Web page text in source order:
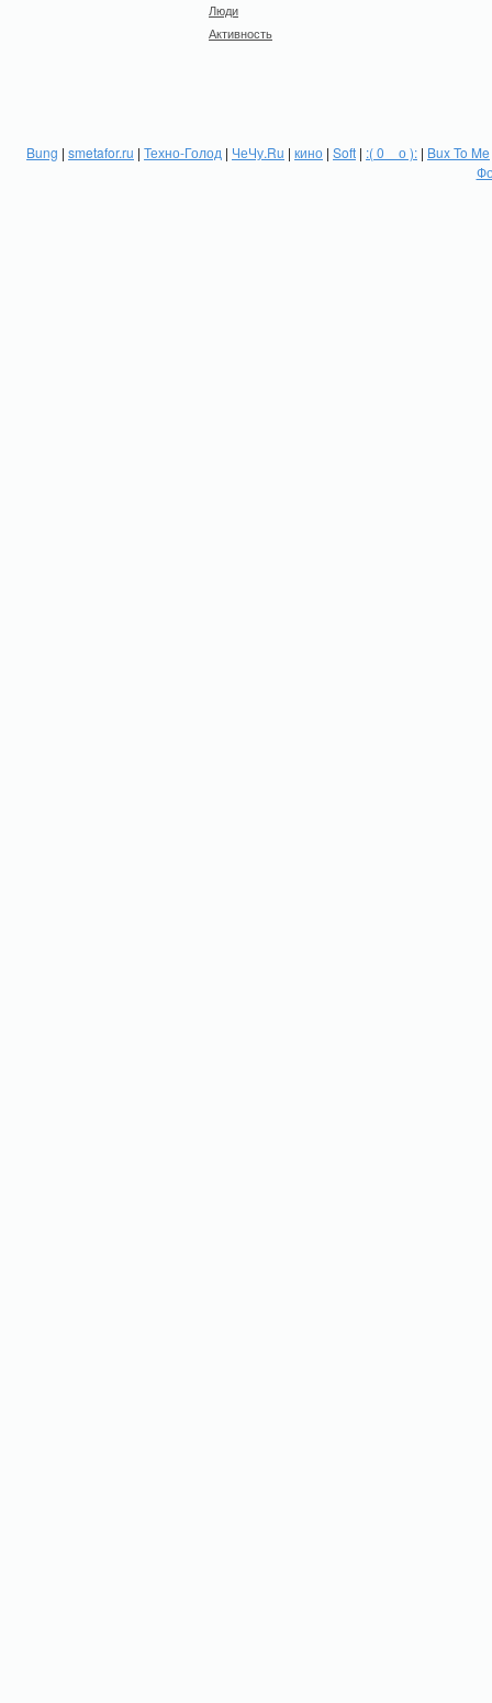
Люди
Активность
Bung | smetafor.ru | Техно-Голод | ЧеЧу.Ru | кино | Soft | :( 0 _ о ): | Bux To Me